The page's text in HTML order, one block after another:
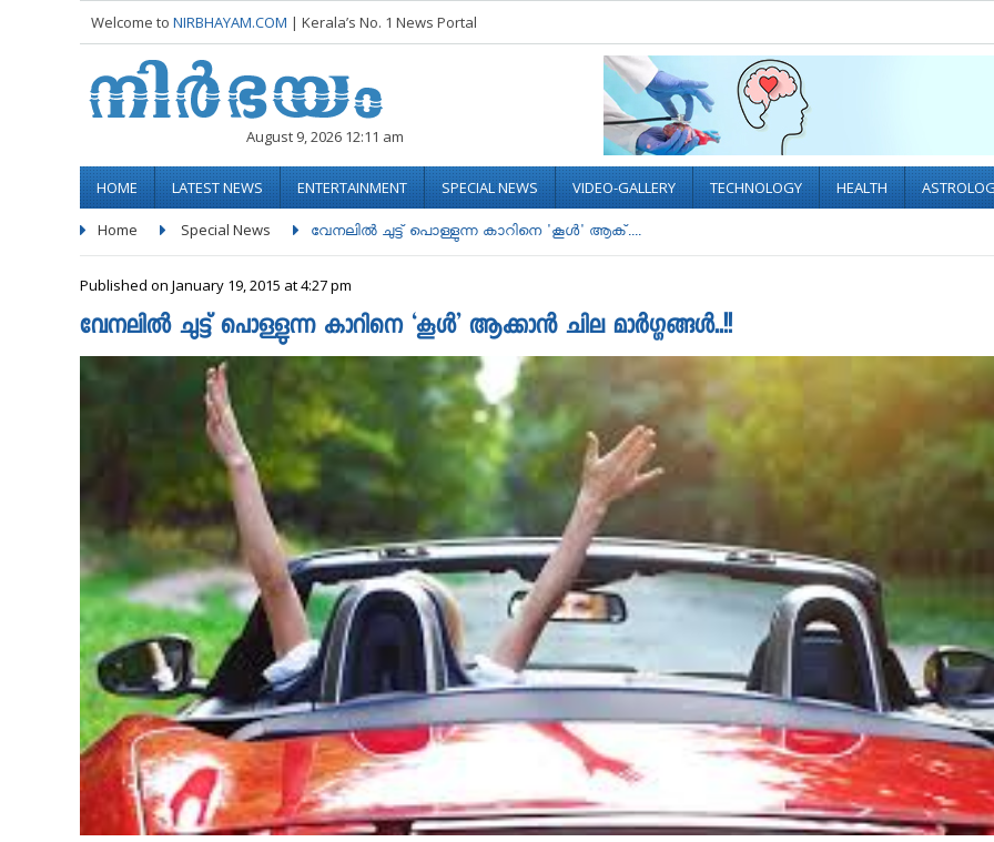
Welcome to NIRBHAYAM.COM | Kerala’s No. 1 News Portal
August 9, 2026 12:11 am
HOME LATEST NEWS ENTERTAINMENT SPECIAL NEWS VIDEO-GALLERY TECHNOLOGY HEALTH
Home Special News വേനലിൽ ചുട്ട് പൊള്ളുന്ന കാറിനെ 'കൂൾ' ആക്....
Published on January 19, 2015 at 4:27 pm
വേനലിൽ ചുട്ട് പൊള്ളുന്ന കാറിനെ ‘കൂൾ’ ആക്കാൻ ചില മാർഗ്ഗങ്ങൾ..!!